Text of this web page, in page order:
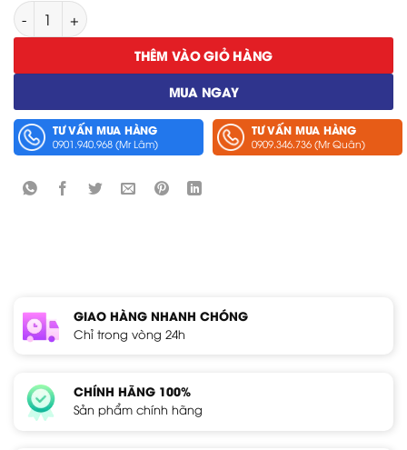
Cáp Kết Nối Hioki 9641 số lượng
THÊM VÀO GIỎ HÀNG
MUA NGAY
TƯ VẤN MUA HÀNG
0901.940.968 (Mr Lâm)
TƯ VẤN MUA HÀNG
0909.346.736 (Mr Quân)
GIAO HÀNG NHANH CHÓNG
Chỉ trong vòng 24h
CHÍNH HÃNG 100%
Sản phẩm chính hãng